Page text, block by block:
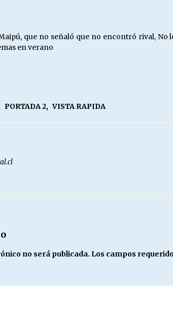
que no señaló que no encontró rival,
en verano
PORTADA 2, VISTA RAPIDA
no será publicada. Los campos